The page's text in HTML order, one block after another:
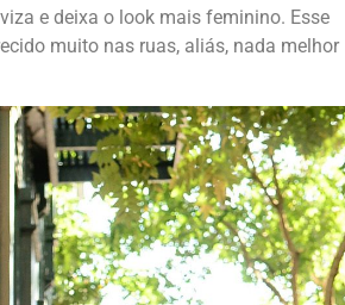
e deixa o look mais feminino. Esse
muito nas ruas, aliás, nada melhor